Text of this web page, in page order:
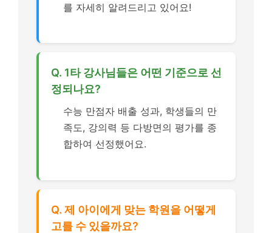
를 자세히 알려드리고 있어요!
Q. 1타 강사님들은 어떤 기준으로 선
정되나요?
수능 만점자 배출 성과, 학생들의 만
족도, 강의력 등 다방면의 평가를 종
합하여 선정했어요.
Q. 제 아이에게 맞는 학원을 어떻게
고를 수 있을까요?